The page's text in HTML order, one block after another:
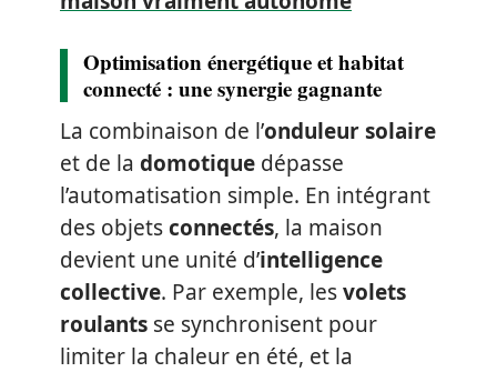
Optimisation énergétique et habitat
connecté : une synergie gagnante
La combinaison de l’onduleur solaire
et de la domotique dépasse
l’automatisation simple. En intégrant
des objetsconnectés, la maison
devient une unité d’intelligence
collective. Par exemple, lesvolets
roulants se synchronisent pour
limiter la chaleur en été, et la